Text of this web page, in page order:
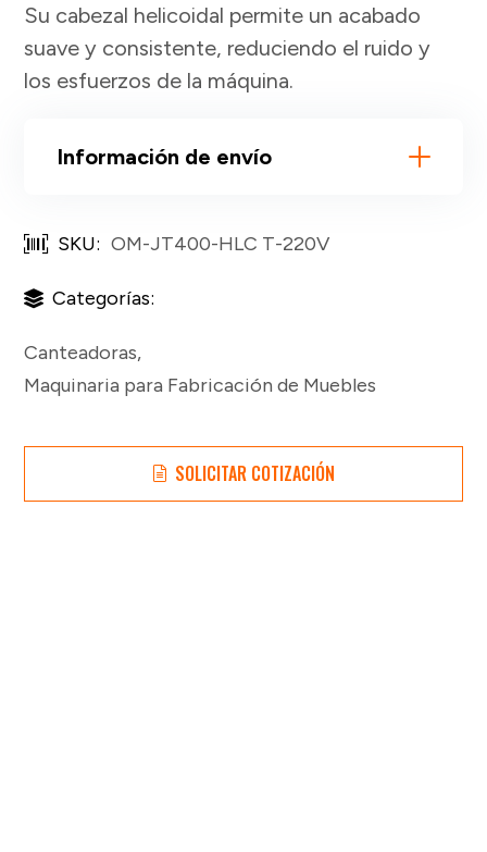
Su cabezal helicoidal permite un acabado
suave y consistente, reduciendo el ruido y
los esfuerzos de la máquina.
Información de envío
SKU: OM-JT400-HLC T-220V
Categorías:
Canteadoras,
Maquinaria para Fabricación de Muebles
SOLICITAR COTIZACIÓN